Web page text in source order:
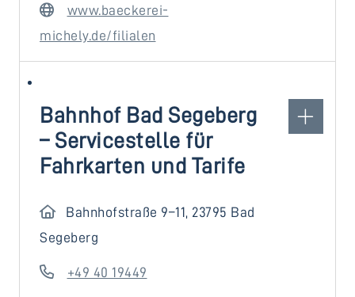
www.baeckerei-
michely.de/filialen
Bahnhof Bad Segeberg
– Servicestelle für
Fahrkarten und Tarife
Bahnhofstraße 9–11, 23795 Bad
Segeberg
+49 40 19449